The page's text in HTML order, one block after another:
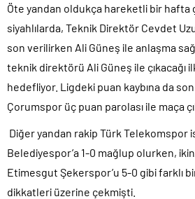
Öte yandan oldukça hareketli bir hafta
siyahlılarda, Teknik Direktör Cevdet
son verilirken Ali Güneş ile anlaşma
teknik direktörü Ali Güneş ile çıkacağı
hedefliyor. Ligdeki puan kaybına da
Çorumspor üç puan parolası ile maça
Diğer yandan rakip Türk Telekomspor
Belediyespor’a 1-0 mağlup olurken,
Etimesgut Şekerspor’u 5-0 gibi farklı
dikkatleri üzerine çekmişti.